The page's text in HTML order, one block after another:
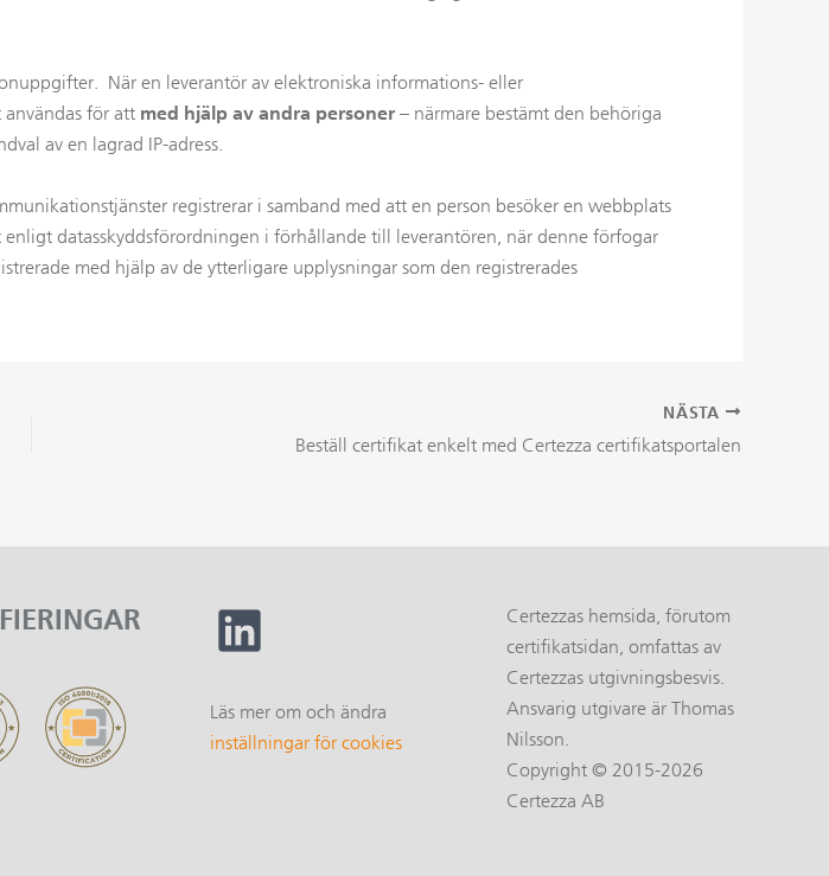
När en leverantör av elektroniska informations- eller
för att med hjälp av andra personer – närmare bestämt den behöriga
av en lagrad IP-adress.
registrerar i samband med att en person besöker en webbplats
datasskyddsförordningen i förhållande till leverantören, när denne förfogar
med hjälp av de ytterligare upplysningar som den registrerades
NÄSTA
Beställ certifikat enkelt med Certezza certifikatsportalen
Läs mer om och ändra
inställningar för cookies
Certezzas hemsida, förutom
certifikatsidan, omfattas av
Certezzas utgivningsbesvis.
Ansvarig utgivare är Thomas
Nilsson.
Copyright © 2015-2026
Certezza AB